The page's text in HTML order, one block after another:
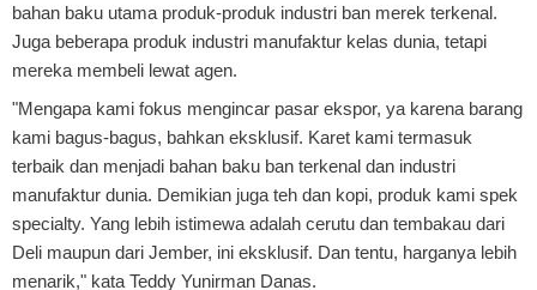
bahan baku utama produk-produk industri ban merek terkenal.
Juga beberapa produk industri manufaktur kelas dunia, tetapi
mereka membeli lewat agen.
"Mengapa kami fokus mengincar pasar ekspor, ya karena barang
kami bagus-bagus, bahkan eksklusif. Karet kami termasuk
terbaik dan menjadi bahan baku ban terkenal dan industri
manufaktur dunia. Demikian juga teh dan kopi, produk kami spek
specialty. Yang lebih istimewa adalah cerutu dan tembakau dari
Deli maupun dari Jember, ini eksklusif. Dan tentu, harganya lebih
menarik," kata Teddy Yunirman Danas.